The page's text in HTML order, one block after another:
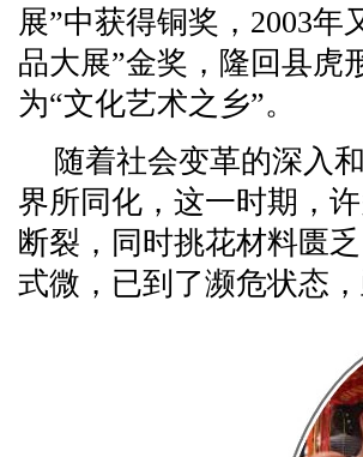
展”中获得铜奖，2003
品大展”金奖，隆回县虎
为“文化艺术之乡”。
随着社会变革的深入
界所同化，这一时期，
断裂，同时挑花材料匮
式微，已到了濒危状态